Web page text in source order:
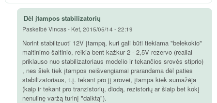
Dėl įtampos stabilizatorių
Paskelbė Vincas- Ket, 2015/05/14 - 22:19
Norint stabilizuoti 12V įtampą, kuri gali būti tiekiama "belekokio"
maitinimo šaltinio, reikia bent kažkur 2 - 2,5V rezervo (realiai
priklauso nuo stabilizatoriaus modelio ir tekančios srovės stiprio)
, nes šiek tiek įtampos neišvengiamai prarandama dėl paties
stabilizatoriaus, t.į. tekant pro jį srovei, įtampa kiek sumažėja
(kaip ir tekant pro tranzistorių, diodą, rezistorių ar šiaip bet kokį
nenulinę varžą turinį "daiktą").